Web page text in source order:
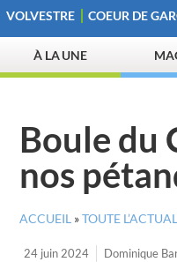
VOLVESTRE COEUR DE
À LA UNE
Boule du
nos
ACCUEIL »TOUTE
24 juin 2024 Dominique